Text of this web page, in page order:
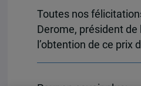
Toutes nos
Derome, président de
l’obtention de ce prix